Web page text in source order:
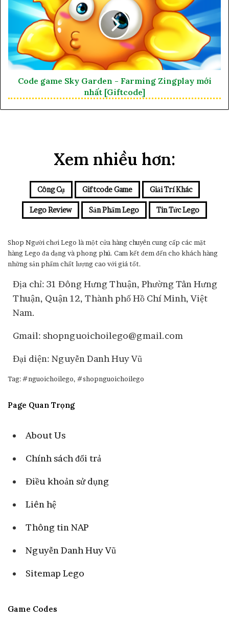
Code game Sky Garden - Farming Zingplay mới
nhất [Giftcode]
Xem nhiều hơn:
Công Cụ Giftcode Game Giải Trí Khác
Lego Review Sản Phẩm Lego Tin Tức Lego
Shop Người chơi Lego là một cửa hàng chuyên cung cấp các mặt
hàng Lego đa dạng và phong phú. Cam kết đem đến cho khách hàng
những sản phẩm chất lượng cao với giá tốt.
Địa chỉ: 31 Đông Hưng Thuận, Phường Tân Hưng
Thuận, Quận 12, Thành phố Hồ Chí Minh, Việt
Nam.
Gmail: shopnguoichoilego@gmail.com
Đại diện: Nguyễn Danh Huy Vũ
Tag: #nguoichoilego, #shopnguoichoilego
Page Quan Trọng
About Us
Chính sách đổi trả
Điều khoản sử dụng
Liên hệ
Thông tin NAP
Nguyễn Danh Huy Vũ
Sitemap Lego
Game Codes